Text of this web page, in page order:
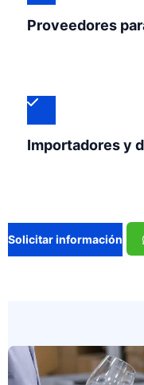
Proveedores
Importadores y
Solicitar información